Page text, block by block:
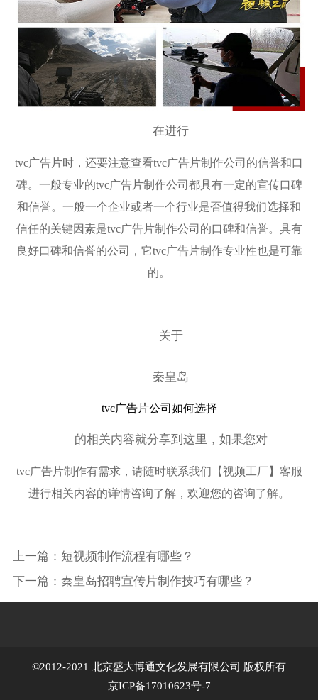
在进行
tvc广告片时，还要注意查看tvc广告片制作公司的信誉和口
碑。一般专业的tvc广告片制作公司都具有一定的宣传口碑
和信誉。一般一个企业或者一个行业是否值得我们选择和
信任的关键因素是tvc广告片制作公司的口碑和信誉。具有
良好口碑和信誉的公司，它tvc广告片制作专业性也是可靠
的。
关于
秦皇岛
tvc广告片公司如何选择
的相关内容就分享到这里，如果您对
tvc广告片制作有需求，请随时联系我们【视频工厂】客服
进行相关内容的详情咨询了解，欢迎您的咨询了解。
上一篇： 短视频制作流程有哪些？
下一篇： 秦皇岛招聘宣传片制作技巧有哪些？
©2012-2021 北京盛大博通文化发展有限公司 版权所有
京ICP备17010623号-7